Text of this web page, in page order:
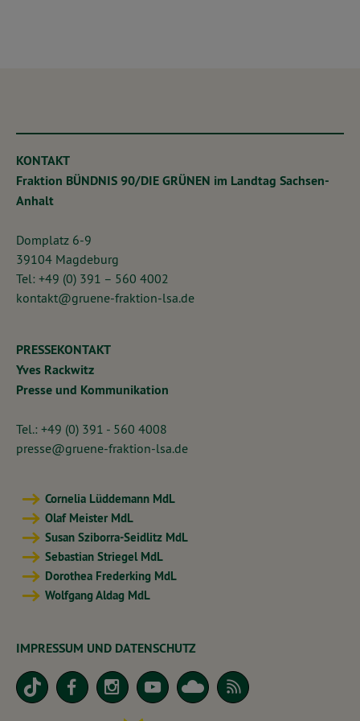
KONTAKT
Fraktion BÜNDNIS 90/DIE GRÜNEN im Landtag Sachsen-
Anhalt
Domplatz 6-9
39104 Magdeburg
Tel: +49 (0) 391 – 560 4002
kontakt@gruene-fraktion-lsa.de
PRESSEKONTAKT
Yves Rackwitz
Presse und Kommunikation
Tel.: +49 (0) 391 - 560 4008
presse@gruene-fraktion-lsa.de
Cornelia Lüddemann MdL
Olaf Meister MdL
Susan Sziborra-Seidlitz MdL
Sebastian Striegel MdL
Dorothea Frederking MdL
Wolfgang Aldag MdL
IMPRESSUM UND DATENSCHUTZ